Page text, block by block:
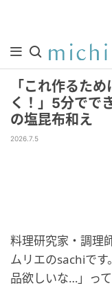
「これ作るた
く！」5分でで
の塩昆布和え
2026.7.5
料理研究家・調理
ムリエのsachiです
品欲しいな…」っ